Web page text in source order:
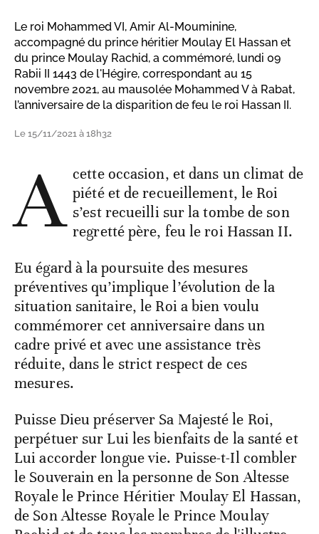
Le roi Mohammed VI, Amir Al-Mouminine,
accompagné du prince héritier Moulay El Hassan et
du prince Moulay Rachid, a commémoré, lundi 09
Rabii II 1443 de l'Hégire, correspondant au 15
novembre 2021, au mausolée Mohammed V à Rabat,
l’anniversaire de la disparition de feu le roi Hassan II.
Le 15/11/2021 à 18h32
A cette occasion, et dans un climat de
piété et de recueillement, le Roi
s’est recueilli sur la tombe de son
regretté père, feu le roi Hassan II.
Eu égard à la poursuite des mesures
préventives qu’implique l’évolution de la
situation sanitaire, le Roi a bien voulu
commémorer cet anniversaire dans un
cadre privé et avec une assistance très
réduite, dans le strict respect de ces
mesures.
Puisse Dieu préserver Sa Majesté le Roi,
perpétuer sur Lui les bienfaits de la santé et
Lui accorder longue vie. Puisse-t-Il combler
le Souverain en la personne de Son Altesse
Royale le Prince Héritier Moulay El Hassan,
de Son Altesse Royale le Prince Moulay